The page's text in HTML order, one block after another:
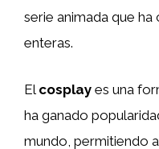
serie animada que
enteras.
El cosplay es una
ha ganado
mundo, permitiendo